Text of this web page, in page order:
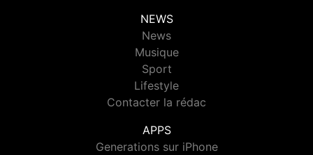
NEWS
News
Musique
Sport
Lifestyle
Contacter la rédac
APPS
Generations sur iPhone